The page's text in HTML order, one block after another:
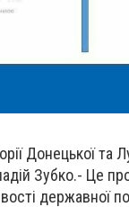
Донецької та
Зубко.- Це
державної